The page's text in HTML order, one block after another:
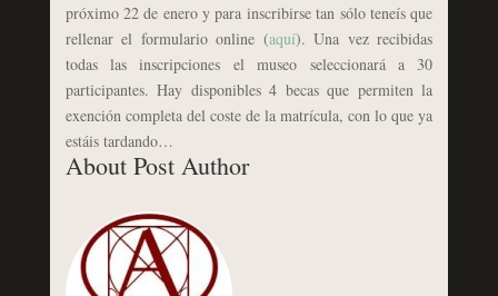
próximo 22 de enero y para inscribirse tan sólo teneís que
rellenar el formulario online (aquí). Una vez recibidas
todas las inscripciones el museo seleccionará a 30
participantes. Hay disponibles 4 becas que permiten la
exención completa del coste de la matrícula, con lo que ya
estáis tardando…
About Post Author